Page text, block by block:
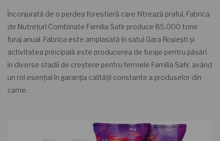
Înconjurată de o perdea forestieră care filtrează praful, Fabrica
de Nutrețuri Combinate Familia Safir produce 85.000 tone
furaj anual. Fabrica este amplasată în satul Gara Roșiești și
activitatea principală este producerea de furaje pentru păsări
în diverse stadii de creștere pentru fermele Familia Safir, având
un rol esențial în garanția calității constante a produselor din
carne.